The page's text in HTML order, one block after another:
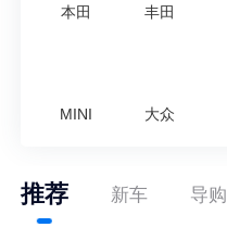
本田 丰田
MINI 大众
推荐 新车 导购